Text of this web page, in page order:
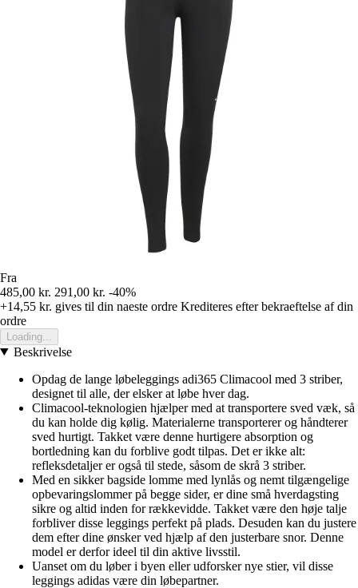
Fra
485,00 kr. 291,00 kr. -40%
+14,55 kr. gives til din naeste ordre Krediteres efter bekraeftelse af din
ordre
Loading...
Beskrivelse
Opdag de lange løbeleggings adi365 Climacool med 3 striber,
designet til alle, der elsker at løbe hver dag.
Climacool-teknologien hjælper med at transportere sved væk, så
du kan holde dig kølig. Materialerne transporterer og håndterer
sved hurtigt. Takket være denne hurtigere absorption og
bortledning kan du forblive godt tilpas. Det er ikke alt:
refleksdetaljer er også til stede, såsom de skrå 3 striber.
Med en sikker bagside lomme med lynlås og nemt tilgængelige
opbevaringslommer på begge sider, er dine små hverdagsting
sikre og altid inden for rækkevidde. Takket være den høje talje
forbliver disse leggings perfekt på plads. Desuden kan du justere
dem efter dine ønsker ved hjælp af den justerbare snor. Denne
model er derfor ideel til din aktive livsstil.
Uanset om du løber i byen eller udforsker nye stier, vil disse
leggings adidas være din løbepartner.